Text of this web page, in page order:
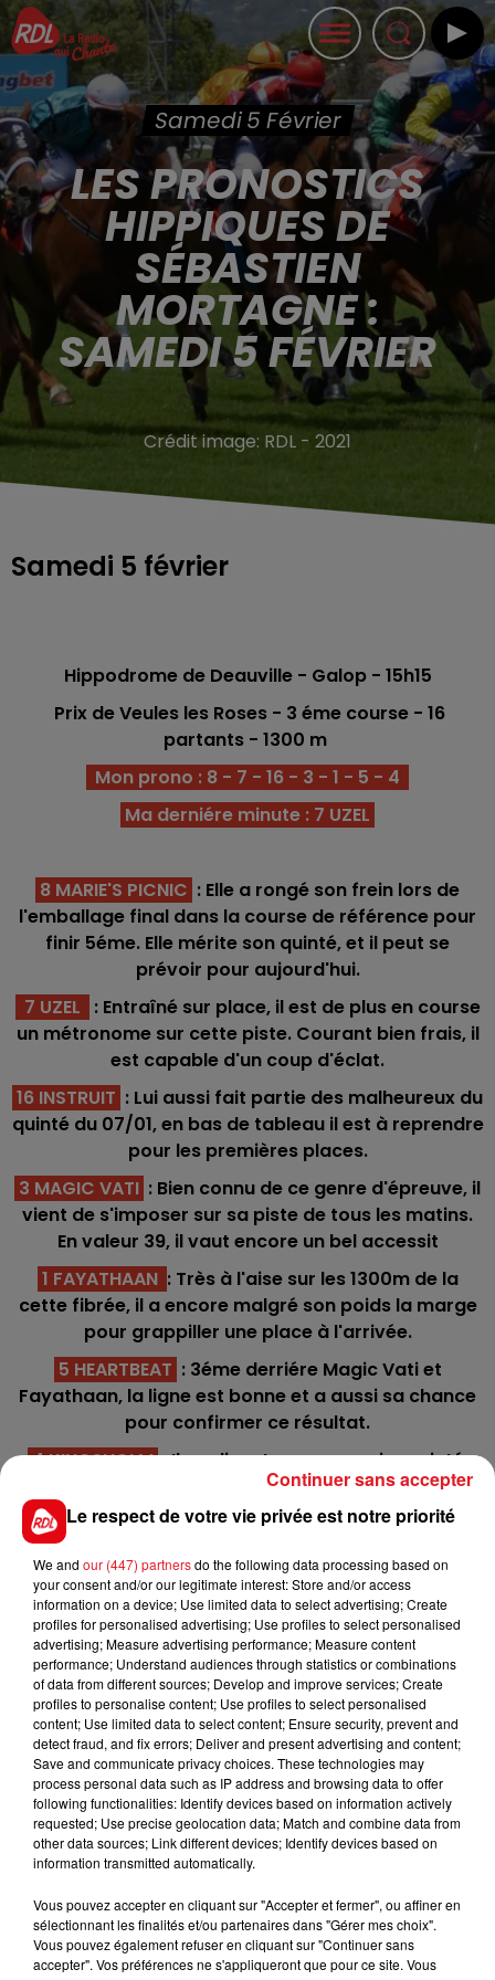
Samedi 5 Février
LES PRONOSTICS
HIPPIQUES DE
SÉBASTIEN
MORTAGNE :
SAMEDI 5 FÉVRIER
Crédit image: RDL - 2021
Samedi 5 février
Hippodrome de Deauville - Galop - 15h15
Prix de Veules les Roses - 3 éme course - 16
partants - 1300 m
Mon prono : 8 - 7 - 16 - 3 - 1 - 5 - 4
Ma derniére minute : 7 UZEL
8 MARIE'S PICNIC : Elle a rongé son frein lors de
l'emballage final dans la course de référence pour
finir 5éme. Elle mérite son quinté, et il peut se
prévoir pour aujourd'hui.
7 UZEL
: Entraîné sur place, il est de plus en course
un métronome sur cette piste. Courant bien frais, il
est capable d'un coup d'éclat.
16 INSTRUIT : Lui aussi fait partie des malheureux du
quinté du 07/01, en bas de tableau il est à reprendre
pour les premières places.
3 MAGIC VATI : Bien connu de ce genre d'épreuve, il
vient de s'imposer sur sa piste de tous les matins.
En valeur 39, il vaut encore un bel accessit
1 FAYATHAAN : Très à l'aise sur les 1300m de la
cette fibrée, il a encore malgré son poids la marge
pour grappiller une place à l'arrivée.
5 HEARTBEAT : 3éme derriére Magic Vati et
Fayathaan, la ligne est bonne et a aussi sa chance
pour confirmer ce résultat.
4 KINGSHOLM: Il va disputer son premier quinté,
mais à maintes fois prouvé son aisance sur la Psf.
Possible révélation dans ce quinté
En direct des pistes :
FILS D'ACTUS
Le respect de votre vie privée est notre priorité
We and our (447) partnersdo the following data processing based on
your consent and/or our legitimate interest: Store and/or access
information on a device; Use limited data to select advertising; Create
profiles for personalised advertising; Use profiles to select personalised
advertising; Measure advertising performance; Measure content
performance; Understand audiences through statistics or combinations
of data from different sources; Develop and improve services; Create
profiles to personalise content; Use profiles to select personalised
content; Use limited data to select content; Ensure security, prevent and
detect fraud, and fix errors; Deliver and present advertising and content;
Save and communicate privacy choices. These technologies may
process personal data such as IP address and browsing data to offer
following functionalities: Identify devices based on information actively
requested; Use precise geolocation data; Match and combine data from
other data sources; Link different devices; Identify devices based on
information transmitted automatically.
Vous pouvez accepter en cliquant sur "Accepter et fermer", ou affiner en
sélectionnant les finalités et/ou partenaires dans "Gérer mes choix".
Vous pouvez également refuser en cliquant sur "Continuer sans
accepter". Vos préférences ne s'appliqueront que pour ce site. Vous
Continuer sans accepter